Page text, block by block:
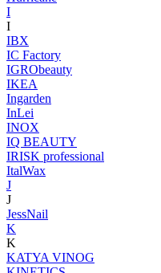
I
I
IBX
IC Factory
IGRObeauty
IKEA
Ingarden
InLei
INOX
IQ BEAUTY
IRISK professional
ItalWax
J
J
JessNail
K
K
KATYA VINOG